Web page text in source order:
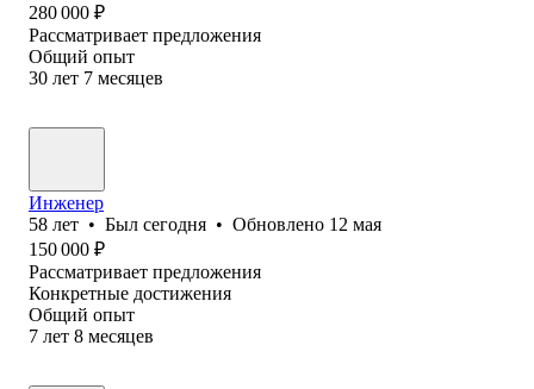
280 000 ₽
Рассматривает предложения
Общий опыт
30 лет 7 месяцев
Инженер
58 лет • Был сегодня • Обновлено 12 мая
150 000 ₽
Рассматривает предложения
Конкретные достижения
Общий опыт
7 лет 8 месяцев